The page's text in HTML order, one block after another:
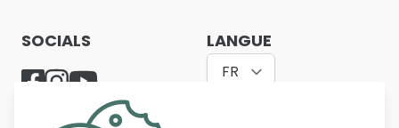
SOCIALS LANGUE
FR